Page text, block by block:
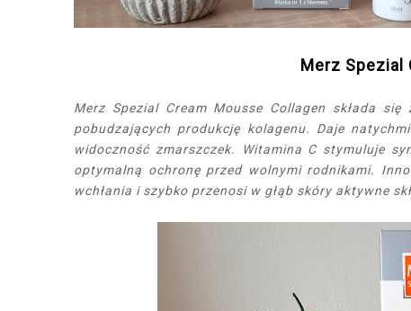
Merz Spezial
Merz Spezial Cream Mousse Collagen składa
pobudzających produkcję kolagenu. Daje
widoczność zmarszczek. Witamina C stymuluje
optymalną ochronę przed wolnymi rodnikami.
wchłania i szybko przenosi w głąb skóry aktywne